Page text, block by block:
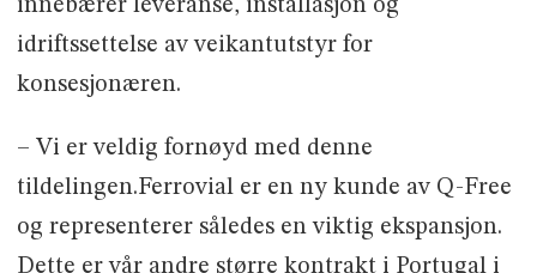
innebærer leveranse, installasjon og
idriftssettelse av veikantutstyr for
konsesjonæren.
– Vi er veldig fornøyd med denne
tildelingen.Ferrovial er en ny kunde av Q-Free
og representerer således en viktig ekspansjon.
Dette er vår andre større kontrakt i Portugal i